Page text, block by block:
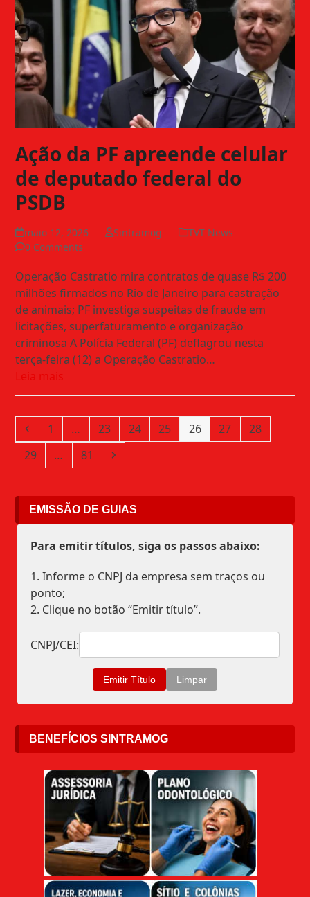
Ação da PF apreende celular
de deputado federal do
PSDB
maio 12, 2026 Sintramog
TVT News
0 Comments
Operação Castratio mira contratos de quase R$ 200
milhões firmados no Rio de Janeiro para castração
de animais; PF investiga suspeitas de fraude em
licitações, superfaturamento e organização
criminosa A Polícia Federal (PF) deflagrou nesta
terça-feira (12) a Operação Castratio…
Leia mais
Previous
Page
1 … Page
23 Page
24 Page
25 Page
26 Page
27 Page
28
Page
29 … Page
81 Next
EMISSÃO DE GUIAS
Para emitir títulos, siga os passos abaixo:
1. Informe o CNPJ da empresa sem traços ou
ponto;
2. Clique no botão “Emitir título”.
CNPJ/CEI:
BENEFÍCIOS SINTRAMOG